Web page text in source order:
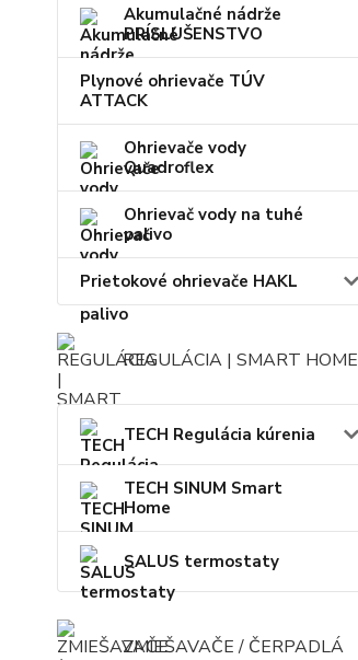
Akumulačné nádrže
PRÍSLUŠENSTVO
Plynové ohrievače TÚV
ATTACK
Ohrievače vody
Quadroflex
Ohrievač vody na tuhé
palivo
Prietokové ohrievače HAKL
REGULÁCIA | SMART HOME
TECH Regulácia kúrenia
TECH SINUM Smart
Home
SALUS termostaty
ZMIEŠAVAČE / ČERPADLÁ